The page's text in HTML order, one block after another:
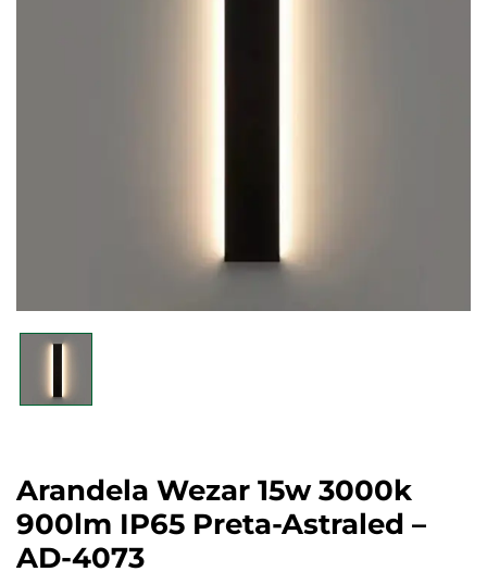
Arandela Wezar 15w 3000k
900lm IP65 Preta-Astraled –
AD-4073